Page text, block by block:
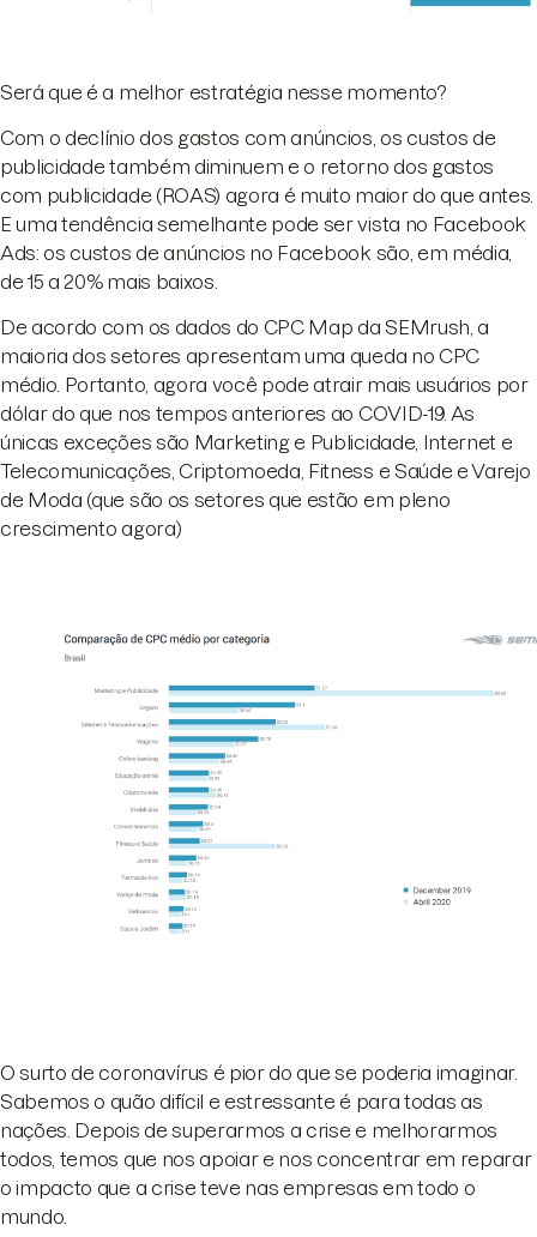
Será que é a melhor estratégia nesse momento?
Com o declínio dos gastos com anúncios, os custos de
publicidade também diminuem e o retorno dos gastos
com publicidade (ROAS) agora é muito maior do que antes.
E uma tendência semelhante pode ser vista no Facebook
Ads: os custos de anúncios no Facebook são, em média,
de 15 a 20% mais baixos.
De acordo com os dados do CPC Map da SEMrush, a
maioria dos setores apresentam uma queda no CPC
médio. Portanto, agora você pode atrair mais usuários por
dólar do que nos tempos anteriores ao COVID-19. As
únicas exceções são Marketing e Publicidade, Internet e
Telecomunicações, Criptomoeda, Fitness e Saúde e Varejo
de Moda (que são os setores que estão em pleno
crescimento agora)
O surto de coronavírus é pior do que se poderia imaginar.
Sabemos o quão difícil e estressante é para todas as
nações. Depois de superarmos a crise e melhorarmos
todos, temos que nos apoiar e nos concentrar em reparar
o impacto que a crise teve nas empresas em todo o
mundo.